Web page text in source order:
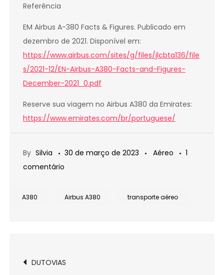
Referência
EM Airbus A-380 Facts & Figures. Publicado em
dezembro de 2021. Disponível em:
https://www.airbus.com/sites/g/files/jlcbta136/file
s/2021-12/EN-Airbus-A380-Facts-and-Figures-
December-2021_0.pdf
Reserve sua viagem no Airbus A380 da Emirates:
https://www.emirates.com/br/portuguese/
By Silvia 30 de março de 2023 Aéreo
1
comentário
A380
DO
A380 Airbus A380 transporte aéreo
Navegação
DUTOVIAS